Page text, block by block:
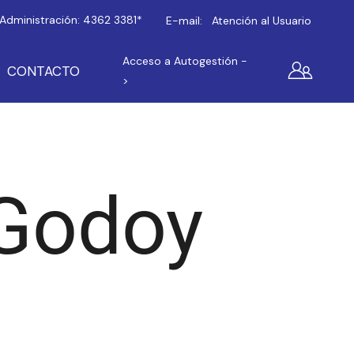
Administración: 4362 3381* E-mail: Atención al Usuario
CONTACTO
Acceso a Autogestión -
>